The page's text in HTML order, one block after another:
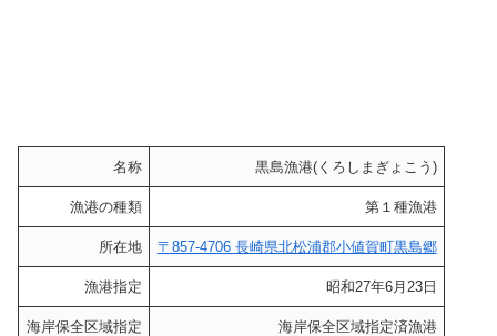
名称 黒島漁港(くろしまぎょこう)
漁港の種類 第１種漁港
所在地 〒857-4706 長崎県北松浦郡小値賀町黒島郷
漁港指定 昭和27年6月23日
海岸保全区域指定 海岸保全区域指定済漁港